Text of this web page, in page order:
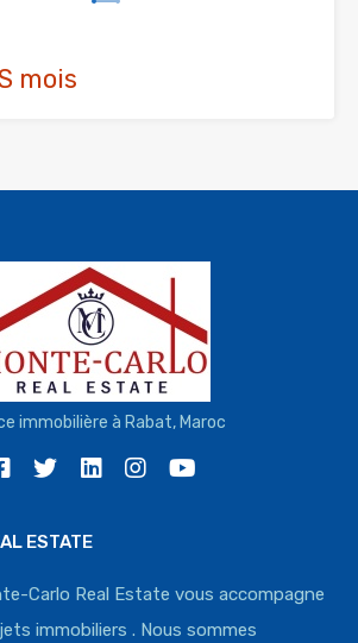
mois
immobilière à Rabat, Maroc
ESTATE
Carlo Real Estate vous accompagne
immobiliers . Nous sommes